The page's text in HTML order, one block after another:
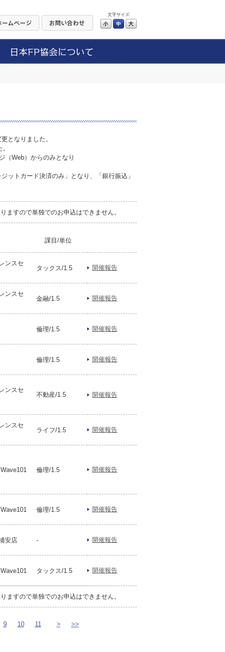
文字サイズ
小 中
となりました。
（Web）からのみとなり
ットカード決済のみ」となり、「銀行振込」
ますので単独でのお申込はできません。
ますので単独でのお申込はできません。
課目/単位
ンスセ
タックス/1.5 開催報告
ンスセ
金融/1.5 開催報告
倫理/1.5 開催報告
倫理/1.5 開催報告
ンスセ
不動産/1.5 開催報告
ンスセ
ライフ/1.5 開催報告
倫理/1.5 開催報告
倫理/1.5 開催報告
安店 - 開催報告
タックス/1.5 開催報告
9 10 11 > >>